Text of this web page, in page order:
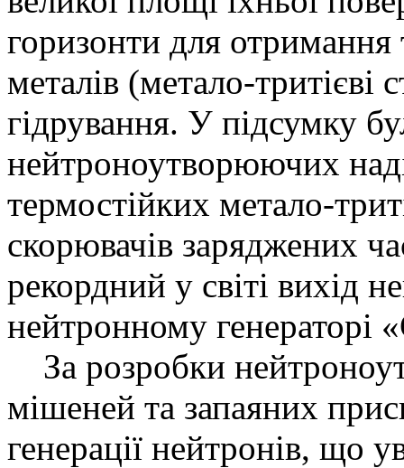
горизонти для отримання
металів (метало-
гідрування. У підсумку
нейтроноутворюючих
термостійких метало-
скорювачів заряджених
рекордний у світі вихід
нейтронному генераторі
За розробки
мішеней та запаяних
генерації нейтронів, що